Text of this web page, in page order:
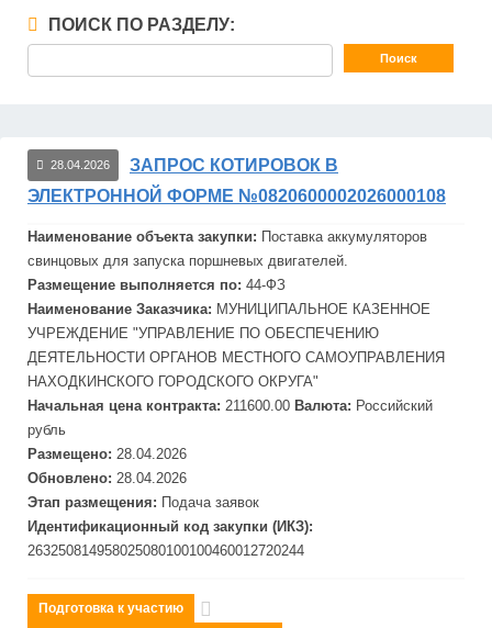
ПОИСК ПО РАЗДЕЛУ:
28.04.2026
ЗАПРОС КОТИРОВОК В
ЭЛЕКТРОННОЙ ФОРМЕ №0820600002026000108
Наименование объекта закупки: Поставка аккумуляторов
свинцовых для запуска поршневых двигателей.
Размещение выполняется по: 44-ФЗ
Наименование Заказчика: МУНИЦИПАЛЬНОЕ КАЗЕННОЕ
УЧРЕЖДЕНИЕ "УПРАВЛЕНИЕ ПО ОБЕСПЕЧЕНИЮ
ДЕЯТЕЛЬНОСТИ ОРГАНОВ МЕСТНОГО САМОУПРАВЛЕНИЯ
НАХОДКИНСКОГО ГОРОДСКОГО ОКРУГА"
Начальная цена контракта: 211600.00 Валюта: Российский
рубль
Размещено: 28.04.2026
Обновлено: 28.04.2026
Этап размещения: Подача заявок
Идентификационный код закупки (ИКЗ):
263250814958025080100100460012720244
Подготовка к участию